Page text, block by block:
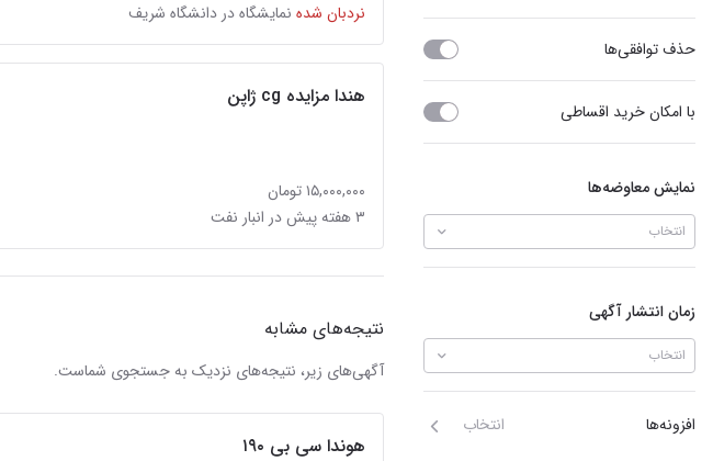
حذف توافقی‌ها
با امکان خرید اقساطی
نمایش معاوضه‌ها
انتخاب
زمان انتشار آگهی
انتخاب
افزونه‌ها انتخاب
نردبان شده نمایشگاه در دانشگاه شریف
هندا مزایده cg ژاپن
۱۵,۰۰۰,۰۰۰ تومان
۳ هفته پیش در انبار نفت
نتیجه‌های مشابه
آگهی‌های زیر، نتیجه‌های نزدیک به جستجوی شماست.
هوندا سی بی ۱۹۰